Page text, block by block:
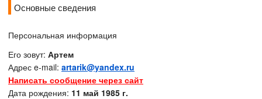
Основные сведения
Персональная информация
Его зовут: Артем
Адрес e-mail: artarik@yandex.ru
Написать сообщение через сайт
Дата рождения: 11 май 1985 г.